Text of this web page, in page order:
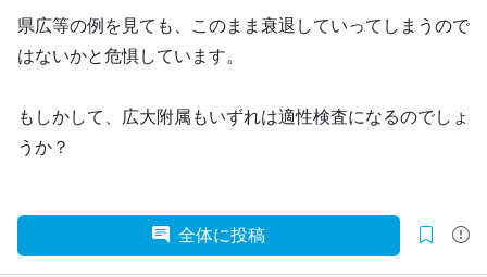
県広等の例を見ても、このまま衰退していってしまうので
はないかと危惧しています。
もしかして、広大附属もいずれは適性検査になるのでしょ
うか？
全体に投稿